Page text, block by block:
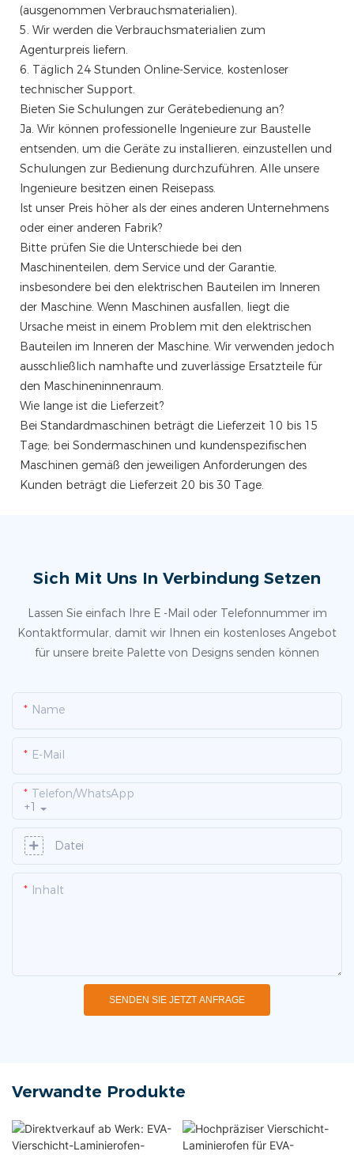
(ausgenommen Verbrauchsmaterialien).
5. Wir werden die Verbrauchsmaterialien zum
Agenturpreis liefern.
6. Täglich 24 Stunden Online-Service, kostenloser
technischer Support.
Bieten Sie Schulungen zur Gerätebedienung an?
Ja. Wir können professionelle Ingenieure zur Baustelle
entsenden, um die Geräte zu installieren, einzustellen und
Schulungen zur Bedienung durchzuführen. Alle unsere
Ingenieure besitzen einen Reisepass.
Ist unser Preis höher als der eines anderen Unternehmens
oder einer anderen Fabrik?
Bitte prüfen Sie die Unterschiede bei den
Maschinenteilen, dem Service und der Garantie,
insbesondere bei den elektrischen Bauteilen im Inneren
der Maschine. Wenn Maschinen ausfallen, liegt die
Ursache meist in einem Problem mit den elektrischen
Bauteilen im Inneren der Maschine. Wir verwenden jedoch
ausschließlich namhafte und zuverlässige Ersatzteile für
den Maschineninnenraum.
Wie lange ist die Lieferzeit?
Bei Standardmaschinen beträgt die Lieferzeit 10 bis 15
Tage; bei Sondermaschinen und kundenspezifischen
Maschinen gemäß den jeweiligen Anforderungen des
Kunden beträgt die Lieferzeit 20 bis 30 Tage.
Sich Mit Uns In Verbindung Setzen
Lassen Sie einfach Ihre E -Mail oder Telefonnummer im
Kontaktformular, damit wir Ihnen ein kostenloses Angebot
für unsere breite Palette von Designs senden können
Name
E-Mail
+1
Telefon/WhatsApp
Datei
Inhalt
SENDEN SIE JETZT ANFRAGE
Verwandte Produkte